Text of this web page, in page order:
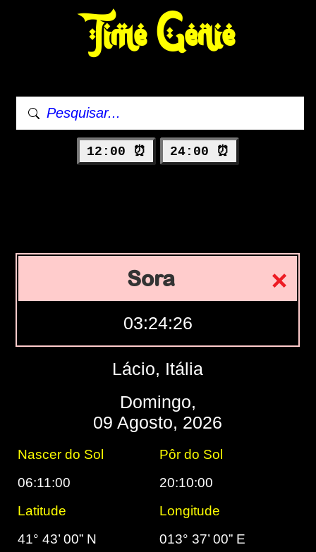
Time Genie
12:00 ⏰ 24:00 ⏰
Sora
03:24:27
Lácio, Itália
Domingo,
09 Agosto, 2026
Nascer do Sol
Pôr do Sol
06:11:00
20:10:00
Latitude
Longitude
41° 43’ 00” N
013° 37’ 00” E